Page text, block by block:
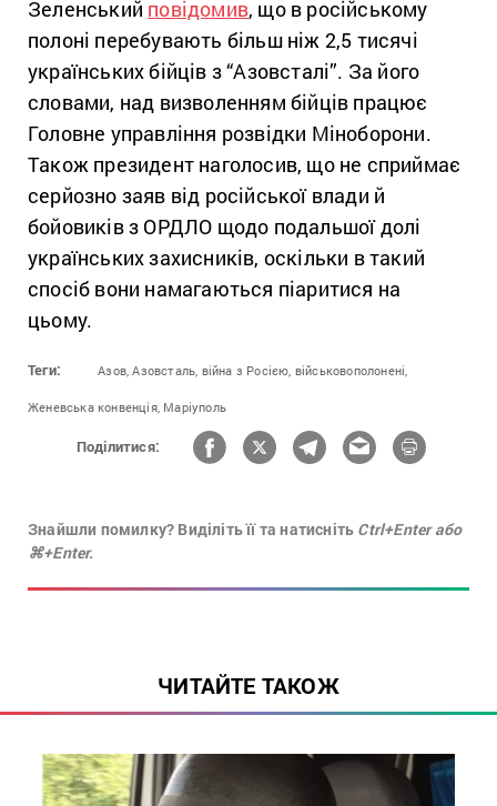
Зеленський повідомив, що в російському
полоні перебувають більш ніж 2,5 тисячі
українських бійців з “Азовсталі”. За його
словами, над визволенням бійців працює
Головне управління розвідки Міноборони.
Також президент наголосив, що не сприймає
серйозно заяв від російської влади й
бойовиків з ОРДЛО щодо подальшої долі
українських захисників, оскільки в такий
спосіб вони намагаються піаритися на
цьому.
Теги: Азов, Азовсталь, війна з Росією, військовополонені,
Женевська конвенція, Маріуполь
Поділитися:
Знайшли помилку? Виділіть її та натисніть Ctrl+Enter або
⌘+Enter.
ЧИТАЙТЕ ТАКОЖ